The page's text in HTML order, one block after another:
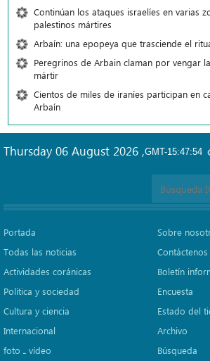
Continúan los ataques israelíes en varias
palestinos mártires
Arbaín: una epopeya que trasciende el
Peregrinos de Arbain claman por vengar
mártir
Cientos de miles de iraníes participan en
Arbaín
GMT-15:47:54
Thursday 06 August 2026 ,
Portada
Todas las noticias
Actividades coránicas
Política y sociedad
Cultura y ciencia
Internacional
foto ـ vídeo
Sobre
Contáctenos
Boletín
Encuesta
Estado del
Archivo
Búsqueda